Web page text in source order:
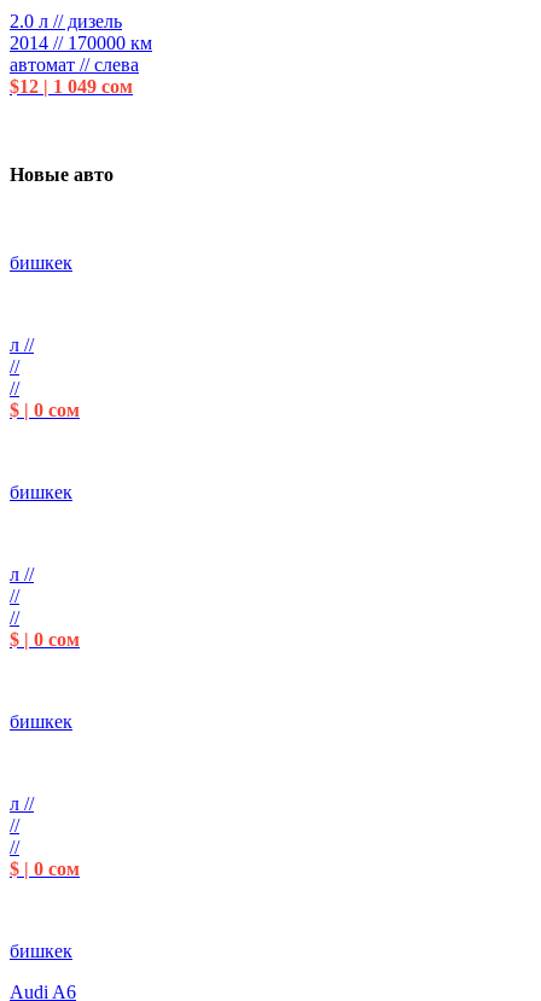
2.0 л // дизель
2014 // 170000 км
автомат // слева
$12 | 1 049 сом
Новые авто
бишкек
л //
//
//
$ | 0 сом
бишкек
л //
//
//
$ | 0 сом
бишкек
л //
//
//
$ | 0 сом
бишкек
Audi A6